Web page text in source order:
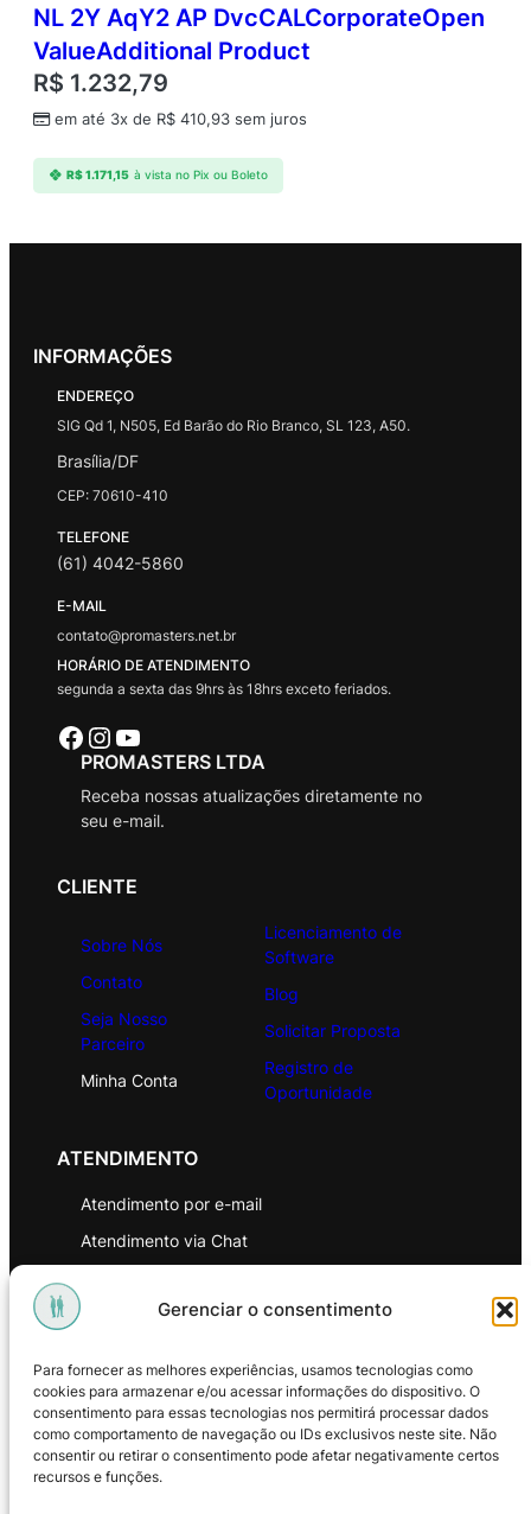
Gerenciar o consentimento
Para fornecer as melhores experiências, usamos tecnologias como
cookies para armazenar e/ou acessar informações do dispositivo. O
consentimento para essas tecnologias nos permitirá processar dados
como comportamento de navegação ou IDs exclusivos neste site. Não
consentir ou retirar o consentimento pode afetar negativamente certos
recursos e funções.
NL 2Y AqY2 AP DvcCALCorporateOpen
ValueAdditional Product
R$ 1.232,79
em até 3x de R$ 410,93 sem juros
R$1.171,15 à vista no Pix ou Boleto
INFORMAÇÕES
ENDEREÇO
SIG Qd 1, N505, Ed Barão do Rio Branco, SL 123, A50.
Brasília/DF
CEP: 70610-410
TELEFONE
(61) 4042-5860
E-MAIL
contato@promasters.net.br
HORÁRIO DE ATENDIMENTO
segunda a sexta das 9hrs às 18hrs exceto feriados.
Facebook Instagram Youtube
PROMASTERS LTDA
Receba nossas atualizações diretamente no
seu e-mail.
CLIENTE
Sobre Nós
Contato
Seja Nosso
Parceiro
Minha Conta
Licenciamento de
Software
Blog
Solicitar Proposta
Registro de
Oportunidade
ATENDIMENTO
Atendimento por e-mail
Atendimento via Chat
Política de Privacidade
Política de Troca e Devoluções
Política de Reembolso